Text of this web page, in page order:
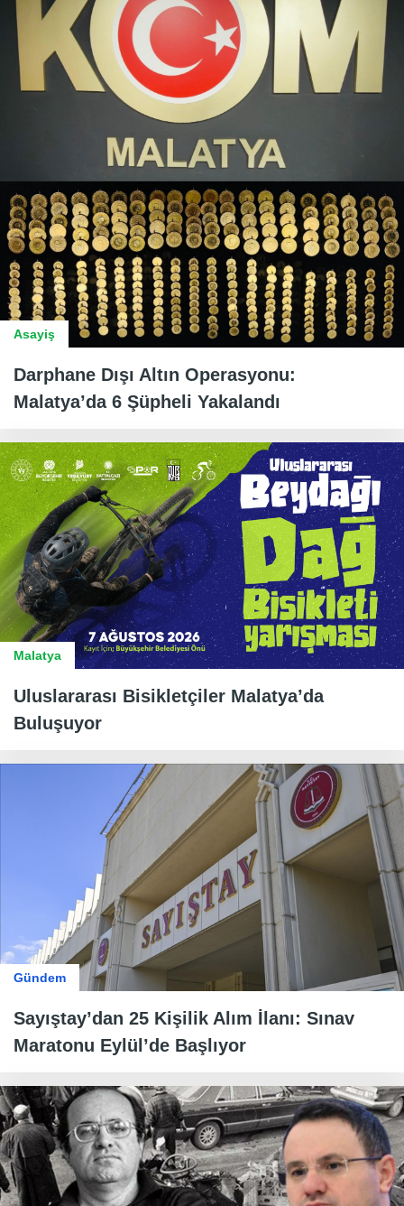
Asayiş
Darphane Dışı Altın Operasyonu:
Malatya’da 6 Şüpheli Yakalandı
Malatya
Uluslararası Bisikletçiler Malatya’da
Buluşuyor
Gündem
Sayıştay’dan 25 Kişilik Alım İlanı: Sınav
Maratonu Eylül’de Başlıyor